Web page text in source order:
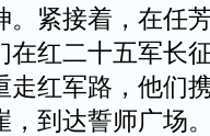
。紧接着，在任
在红二十五军长
走红军路，他们
，到达誓师广场